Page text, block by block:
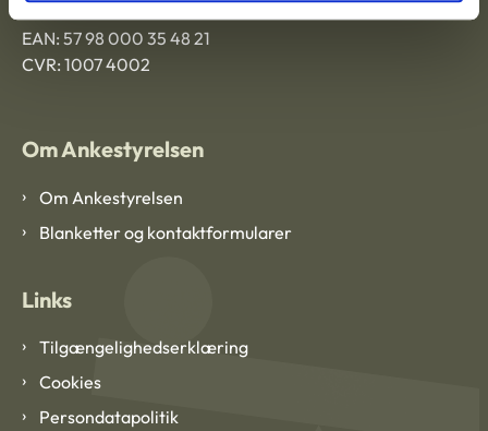
EAN: 57 98 000 35 48 21
CVR: 1007 4002
Om Ankestyrelsen
Om Ankestyrelsen
Blanketter og kontaktformularer
Links
Tilgængelighedserklæring
Cookies
Persondatapolitik